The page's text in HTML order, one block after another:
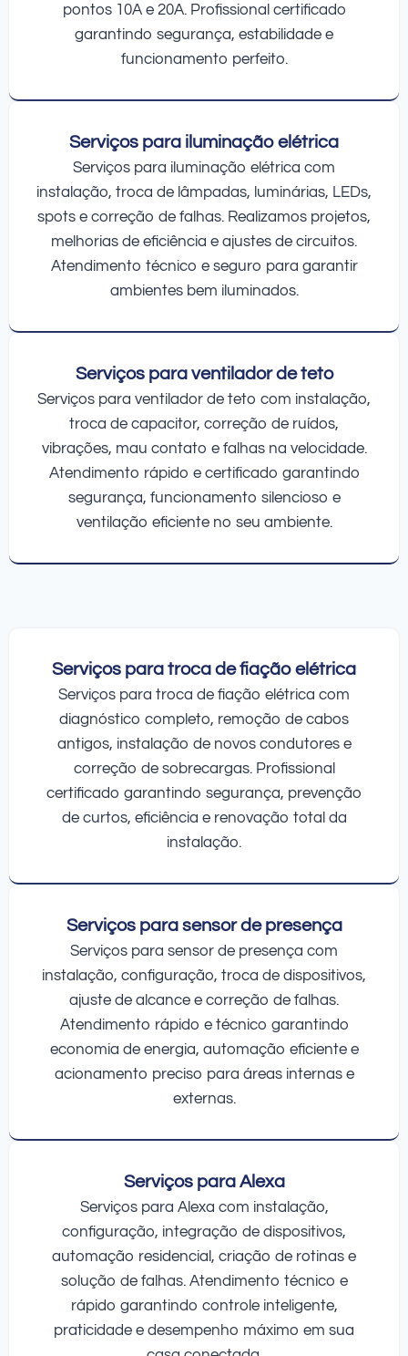
pontos 10A e 20A. Profissional certificado
garantindo segurança, estabilidade e
funcionamento perfeito.
Serviços para iluminação elétrica
Serviços para iluminação elétrica com
instalação, troca de lâmpadas, luminárias, LEDs,
spots e correção de falhas. Realizamos projetos,
melhorias de eficiência e ajustes de circuitos.
Atendimento técnico e seguro para garantir
ambientes bem iluminados.
Serviços para ventilador de teto
Serviços para ventilador de teto com instalação,
troca de capacitor, correção de ruídos,
vibrações, mau contato e falhas na velocidade.
Atendimento rápido e certificado garantindo
segurança, funcionamento silencioso e
ventilação eficiente no seu ambiente.
Serviços para troca de fiação elétrica
Serviços para troca de fiação elétrica com
diagnóstico completo, remoção de cabos
antigos, instalação de novos condutores e
correção de sobrecargas. Profissional
certificado garantindo segurança, prevenção
de curtos, eficiência e renovação total da
instalação.
Serviços para sensor de presença
Serviços para sensor de presença com
instalação, configuração, troca de dispositivos,
ajuste de alcance e correção de falhas.
Atendimento rápido e técnico garantindo
economia de energia, automação eficiente e
acionamento preciso para áreas internas e
externas.
Serviços para Alexa
Serviços para Alexa com instalação,
configuração, integração de dispositivos,
automação residencial, criação de rotinas e
solução de falhas. Atendimento técnico e
rápido garantindo controle inteligente,
praticidade e desempenho máximo em sua